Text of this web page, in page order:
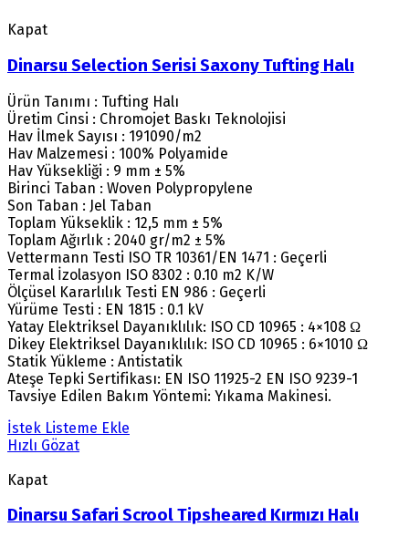
Kapat
Dinarsu Selection Serisi Saxony Tufting Halı
Ürün Tanımı : Tufting Halı
Üretim Cinsi : Chromojet Baskı Teknolojisi
Hav İlmek Sayısı : 191090/m2
Hav Malzemesi : 100% Polyamide
Hav Yüksekliği : 9 mm ± 5%
Birinci Taban : Woven Polypropylene
Son Taban : Jel Taban
Toplam Yükseklik : 12,5 mm ± 5%
Toplam Ağırlık : 2040 gr/m2 ± 5%
Vettermann Testi ISO TR 10361/EN 1471 : Geçerli
Termal İzolasyon ISO 8302 : 0.10 m2 K/W
Ölçüsel Kararlılık Testi EN 986 : Geçerli
Yürüme Testi : EN 1815 : 0.1 kV
Yatay Elektriksel Dayanıklılık: ISO CD 10965 : 4×108 Ω
Dikey Elektriksel Dayanıklılık: ISO CD 10965 : 6×1010 Ω
Statik Yükleme : Antistatik
Ateşe Tepki Sertifikası: EN ISO 11925-2 EN ISO 9239-1
Tavsiye Edilen Bakım Yöntemi: Yıkama Makinesi.
İstek Listeme Ekle
Hızlı Gözat
Kapat
Dinarsu Safari Scrool Tipsheared Kırmızı Halı